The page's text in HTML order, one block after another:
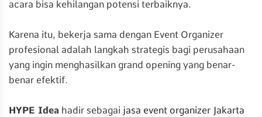
acara bisa kehilangan potensi terbaiknya.
Karena itu, bekerja sama dengan Event Organizer
profesional adalah langkah strategis bagi perusahaan
yang ingin menghasilkan grand opening yang benar-
benar efektif.
HYPE Idea hadir sebagai jasa event organizer Jakarta